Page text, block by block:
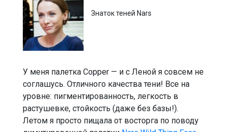
Знаток теней Nars
У меня палетка Copper — и с Леной я совсем не
соглашусь. Отличного качества тени! Все на
уровне: пигментированность, легкость в
растушевке, стойкость (даже без базы!).
Летом я просто пищала от восторга по поводу